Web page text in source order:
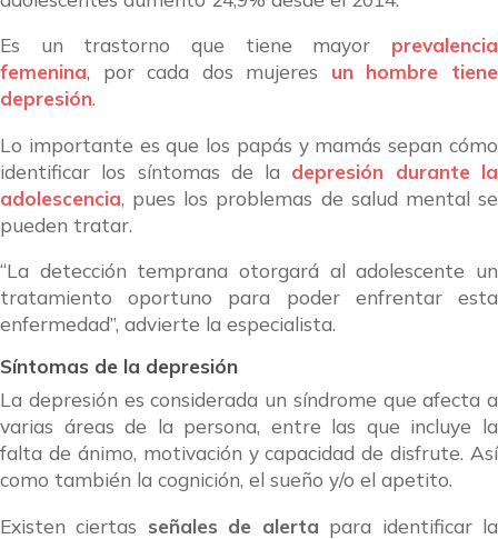
Es un trastorno que tiene mayor prevalencia
femenina, por cada dos mujeres un hombre tiene
depresión.
Lo importante es que los papás y mamás sepan cómo
identificar los síntomas de la depresión durante la
adolescencia, pues los problemas de salud mental se
pueden tratar.
“La detección temprana otorgará al adolescente un
tratamiento oportuno para poder enfrentar esta
enfermedad”, advierte la especialista.
Síntomas de la depresión
La depresión es considerada un síndrome que afecta a
varias áreas de la persona, entre las que incluye la
falta de ánimo, motivación y capacidad de disfrute. Así
como también la cognición, el sueño y/o el apetito.
Existen ciertas señales de alerta para identificar la